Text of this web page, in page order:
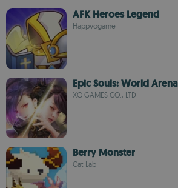
AFK Heroes Legend
Happyogame
Epic Souls: World Arena
XQ GAMES CO., LTD
Berry Monster
Cat Lab